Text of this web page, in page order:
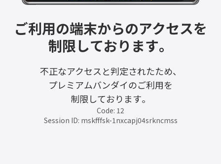
ご利用の端末からのアクセスを
制限しております。
不正なアクセスと判定されたため、
プレミアムバンダイのご利用を
制限しております。
Code: 12
Session ID: mskfffsk-1nxcapj04srkncmss